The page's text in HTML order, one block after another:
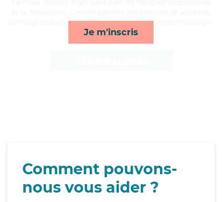
Je m'inscris
compagnie/loisirs, surveillance de nuit et toilette/habillage*
Comment pouvons-
nous vous aider ?